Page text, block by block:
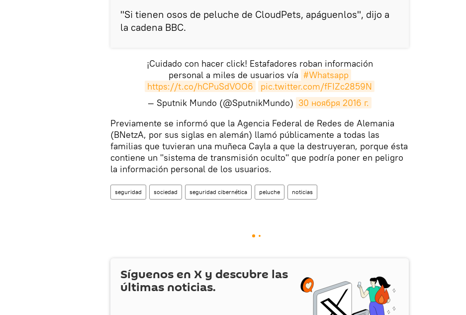
"Si tienen osos de peluche de CloudPets, apáguenlos", dijo a
la cadena BBC.
¡Cuidado con hacer click! Estafadores roban información
personal a miles de usuarios vía #Whatsapp
https://t.co/hCPuSdVOO6
pic.twitter.com/fFIZc2859N
— Sputnik Mundo (@SputnikMundo) 30 ноября 2016 г.
​Previamente se informó que la Agencia Federal de Redes de Alemania
(BNetzA, por sus siglas en alemán) llamó públicamente a todas las
familias que tuvieran una muñeca Cayla a que la destruyeran, porque ésta
contiene un "sistema de transmisión oculto" que podría poner en peligro
la información personal de los usuarios.
seguridad sociedad seguridad cibernética peluche noticias
Síguenos en X y descubre las
últimas noticias.